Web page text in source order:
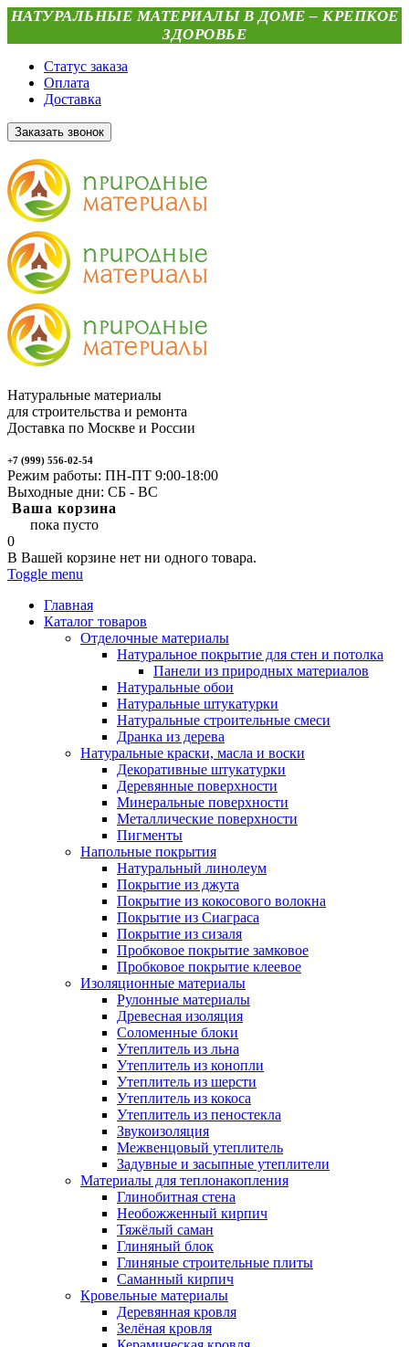
НАТУРАЛЬНЫЕ МАТЕРИАЛЫ В ДОМЕ – КРЕПКОЕ
ЗДОРОВЬЕ
Статус заказа
Оплата
Доставка
Заказать звонок
Натуральные материалы
для строительства и ремонта
Доставка по Москве и России
+7 (999) 556-02-54
Режим работы: ПН-ПТ 9:00-18:00
Выходные дни: СБ - ВС
Ваша корзина
пока пусто
0
В Вашей корзине нет ни одного товара.
Toggle menu
Главная
Каталог товаров
Отделочные материалы
Натуральное покрытие для стен и потолка
Панели из природных материалов
Натуральные обои
Натуральные штукатурки
Натуральные строительные смеси
Дранка из дерева
Натуральные краски, масла и воски
Декоративные штукатурки
Деревянные поверхности
Минеральные поверхности
Металлические поверхности
Пигменты
Напольные покрытия
Натуральный линолеум
Покрытие из джута
Покрытие из кокосового волокна
Покрытие из Сиаграса
Покрытие из сизаля
Пробковое покрытие замковое
Пробковое покрытие клеевое
Изоляционные материалы
Рулонные материалы
Древесная изоляция
Соломенные блоки
Утеплитель из льна
Утеплитель из конопли
Утеплитель из шерсти
Утеплитель из кокоса
Утеплитель из пеностекла
Звукоизоляция
Межвенцовый утеплитель
Задувные и засыпные утеплители
Материалы для теплонакопления
Глинобитная стена
Необожженный кирпич
Тяжёлый саман
Глиняный блок
Глиняные строительные плиты
Саманный кирпич
Кровельные материалы
Деревянная кровля
Зелёная кровля